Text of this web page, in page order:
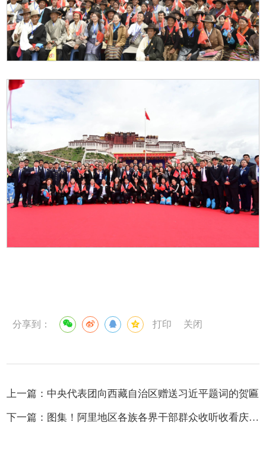
分享到： 打印 关闭
上一篇： 中央代表团向西藏自治区赠送习近平题词的贺匾
下一篇： 图集！阿里地区各族各界干部群众收听收看庆祝西藏自治区成立60周年大会盛况